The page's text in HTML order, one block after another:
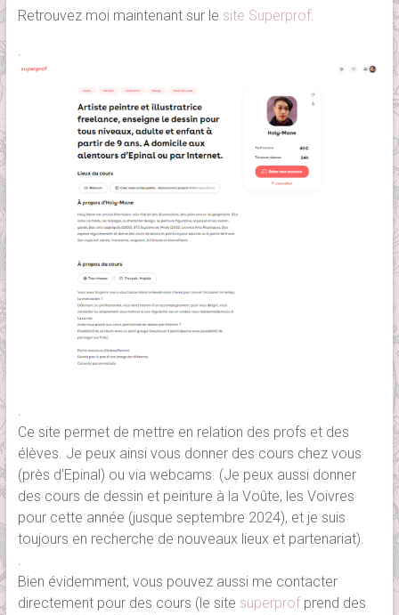
Retrouvez moi maintenant sur le site Superprof.
.
.
Ce site permet de mettre en relation des profs et des
élèves. Je peux ainsi vous donner des cours chez vous
(près d’Epinal) ou via webcams. (Je peux aussi donner
des cours de dessin et peinture à la Voûte, les Voivres
pour cette année (jusque septembre 2024), et je suis
toujours en recherche de nouveaux lieux et partenariat).
.
Bien évidemment, vous pouvez aussi me contacter
directement pour des cours (le site superprofprend des